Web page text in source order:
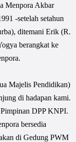
Menpora Akbar
-setelah setahun
ditemani Erik (R.
berangkat ke
Majelis Pendidikan)
di hadapan kami.
Pimpinan DPP KNPI.
bersedia
di Gedung PWM